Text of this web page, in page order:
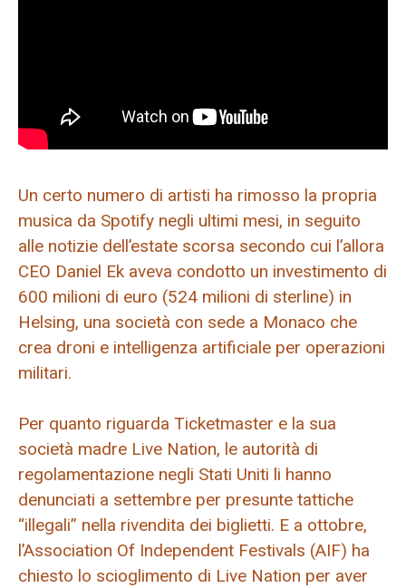
Un certo numero di artisti ha rimosso la propria
musica da Spotify negli ultimi mesi, in seguito
alle notizie dell’estate scorsa secondo cui l’allora
CEO Daniel Ek aveva condotto un investimento di
600 milioni di euro (524 milioni di sterline) in
Helsing, una società con sede a Monaco che
crea droni e intelligenza artificiale per operazioni
militari.
Per quanto riguarda Ticketmaster e la sua
società madre Live Nation, le autorità di
regolamentazione negli Stati Uniti li hanno
denunciati a settembre per presunte tattiche
“illegali” nella rivendita dei biglietti. E a ottobre,
l’Association Of Independent Festivals (AIF) ha
chiesto lo scioglimento di Live Nation per aver